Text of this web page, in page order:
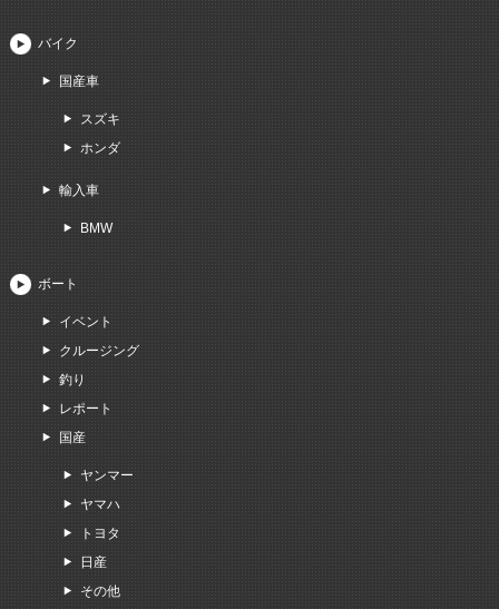
バイク
国産車
スズキ
ホンダ
輸入車
BMW
ボート
イベント
クルージング
釣り
レポート
国産
ヤンマー
ヤマハ
トヨタ
日産
その他